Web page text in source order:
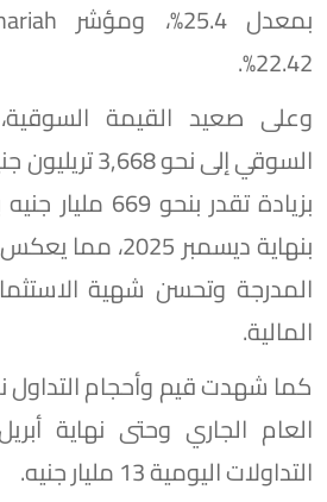
22.42%.
وعلى صعيد القيمة
بنهاية ديسمبر
المدرجة وتحسن شهية
المالية.
كما شهدت قيم وأحجام التداول
العام الجاري وحتى نهاية
التداولات اليومية 13 مليار جنيه.